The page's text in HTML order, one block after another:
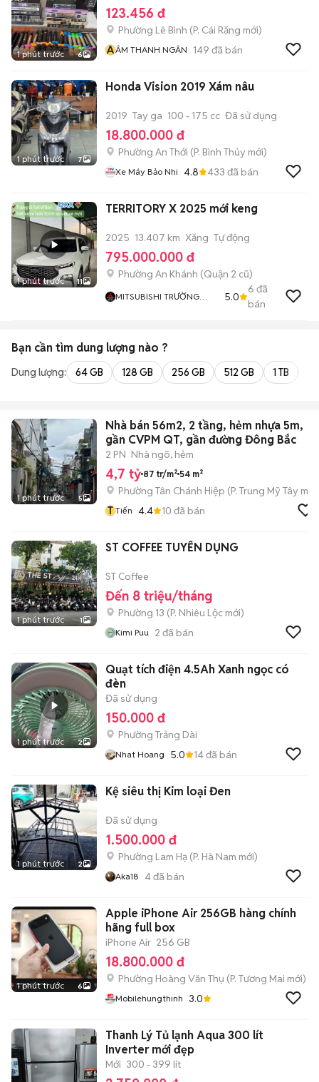
1 phút trước 6
123.456 đ
Phường Lê Bình (P. Cái Răng mới)
ÂÂM THANH NGÂN 149 đã bán
1 phút trước 7
Honda Vision 2019 Xám nâu
2019 Tay ga 100 - 175 cc Đã sử dụng
18.800.000 đ
Phường An Thới (P. Bình Thủy mới)
Xe Máy Bảo Nhi 4.8 433 đã bán
1 phút trước 11
TERRITORY X 2025 mới keng
2025 13.407 km Xăng Tự động
795.000.000 đ
Phường An Khánh (Quận 2 cũ)
MITSUBISHI TRƯỜNG
5.0
6 đã
bán
Bạn cần tìm dung lượng nào ?
Dung lượng: 64 GB 128 GB 256 GB 512 GB 1 TB
1 phút trước 5
Nhà bán 56m2, 2 tầng, hẻm nhựa 5m,
gần CVPM QT, gần đường Đông Bắc
2 PN Nhà ngõ, hẻm
4,7 tỷ 87 tr/m² 54 m²
Phường Tân Chánh Hiệp (P. Trung Mỹ Tây mới)
T Tiến 4.4 10 đã bán
1 phút trước 1
ST COFFEE TUYỂN DỤNG
ST Coffee
Đến 8 triệu/tháng
Phường 13 (P. Nhiêu Lộc mới)
Kimi Puu 2 đã bán
1 phút trước 2
Quạt tích điện 4.5Ah Xanh ngọc có
đèn
Đã sử dụng
150.000 đ
Phường Trảng Dài
Nhat Hoang 5.0 14đã bán
1 phút trước 2
Kệ siêu thị Kim loại Đen
Đã sử dụng
1.500.000 đ
Phường Lam Hạ (P. Hà Nam mới)
Aka18 4đã bán
1 phút trước 6
Apple iPhone Air 256GB hàng chính
hãng full box
iPhone Air 256 GB
18.800.000 đ
Phường Hoàng Văn Thụ (P. Tương Mai mới)
Mobilehungthinh 3.0
Thanh Lý Tủ lạnh Aqua 300 lít
Inverter mới đẹp
Mới 300 - 399 lít